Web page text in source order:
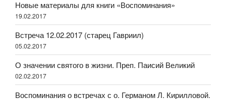
Новые материалы для книги «Воспоминания»
19.02.2017
Встреча 12.02.2017 (старец Гавриил)
05.02.2017
О значении святого в жизни. Преп. Паисий Великий
02.02.2017
Воспоминания о встречах с о. Германом Л. Кирилловой.